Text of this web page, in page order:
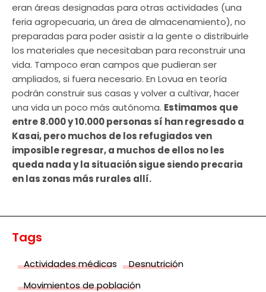
eran áreas designadas para otras actividades (una
feria agropecuaria, un área de almacenamiento), no
preparadas para poder asistir a la gente o distribuirle
los materiales que necesitaban para reconstruir una
vida. Tampoco eran campos que pudieran ser
ampliados, si fuera necesario. En Lovua en teoría
podrán construir sus casas y volver a cultivar, hacer
una vida un poco más autónoma. Estimamos que
entre 8.000 y 10.000 personas sí han regresado a
Kasai, pero muchos de los refugiados ven
imposible regresar, a muchos de ellos no les
queda nada y la situación sigue siendo precaria
en las zonas más rurales allí.
Tags
Actividades médicas
Desnutrición
Movimientos de población